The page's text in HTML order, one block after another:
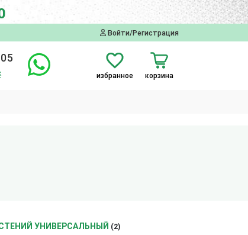
Войти/Регистрация
избранное корзина
УНИВЕРСАЛЬНЫЙ (2)